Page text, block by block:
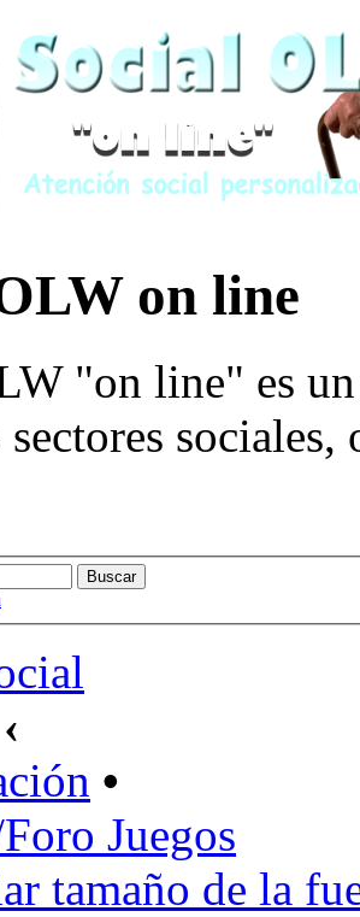
on line
"on line" es
sociales,
‹
•
Juegos
tamaño de la